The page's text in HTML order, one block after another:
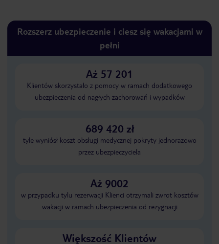
Rozszerz ubezpieczenie i ciesz się wakacjami w
pełni
Aż 57 201
Klientów skorzystało z pomocy w ramach dodatkowego
ubezpieczenia od nagłych zachorowań i wypadków
689 420 zł
tyle wyniósł koszt obsługi medycznej pokryty jednorazowo
przez ubezpieczyciela
Aż 9002
w przypadku tylu rezerwacji Klienci otrzymali zwrot kosztów
wakacji w ramach ubezpieczenia od rezygnacji
Większość Klientów